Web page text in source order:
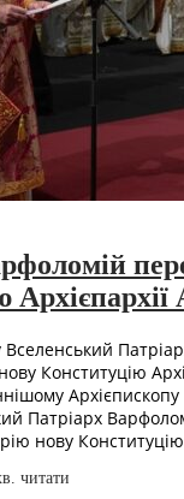
Конституцію
Архієпископу
Патріарх
нову
читати